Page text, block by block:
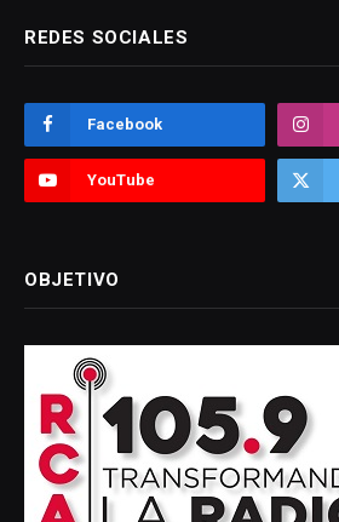
REDES SOCIALES
Facebook
YouTube
OBJETIVO